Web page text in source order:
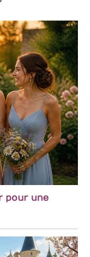
et
les
un
la
à
pour une